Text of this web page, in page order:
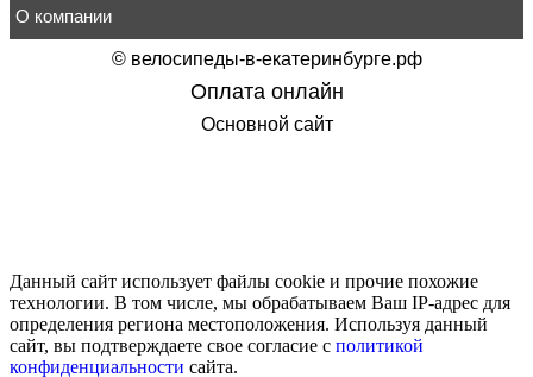
Санки детские складные на колёсах с карманом СДС.09-
Снегокат Тимка спорт5 Nika kids hockey красный swat
4 401 руб.
товар в корзину
О компании
© велосипеды-в-екатеринбурге.рф
Оплата онлайн
Основной сайт
Данный сайт использует файлы cookie и прочие похожие
технологии. В том числе, мы обрабатываем Ваш IP-адрес для
определения региона местоположения. Используя данный
сайт, вы подтверждаете свое согласие с политикой
конфиденциальности сайта.